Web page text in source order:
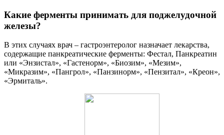
Какие ферменты принимать для поджелудочной
железы?
В этих случаях врач – гастроэнтеролог назначает лекарства,
содержащие панкреатические ферменты: Фестал, Панкреатин
или «Энзистал», «Гастенорм», «Биозим», «Мезим»,
«Микразим», «Пангрол», «Панзинорм», «Пензитал», «Креон»,
«Эрмиталь».